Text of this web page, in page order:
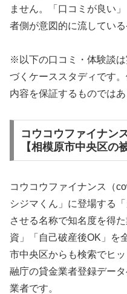
ません。「口コミが良い
者側が意図的に流してい
※以下の口コミ・体験談
づくケーススタディです
内容を保証するものではあ
コウコウファイナン
【相模原市中央区の
コウコウファイナンス（
シジマくん」に登場する
させる名称で知名度を得
資」「自己破産後OK」を
市中央区からも検索でヒ
融庁の貸金業者登録デー
業者です。